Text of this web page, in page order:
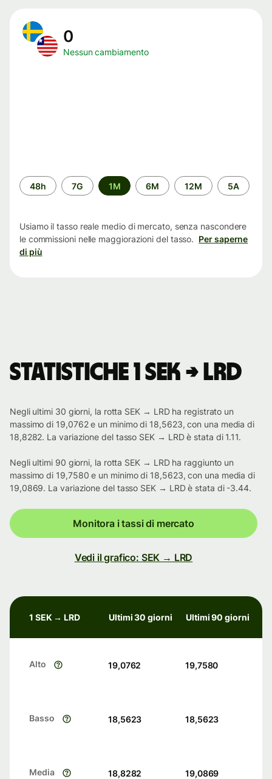
0
Nessun cambiamento
Periodo
di
48h 7G 1M 6M 12M 5A
Usiamo il tasso reale medio di mercato, senza nascondere
le commissioni nelle maggiorazioni del tasso. Per saperne
di più
Statistiche 1 SEK → LRD
Negli ultimi 30 giorni, la rotta SEK → LRD ha registrato un
massimo di 19,0762 e un minimo di 18,5623, con una media di
18,8282. La variazione del tasso SEK → LRD è stata di 1.11.
Negli ultimi 90 giorni, la rotta SEK → LRD ha raggiunto un
massimo di 19,7580 e un minimo di 18,5623, con una media di
19,0869. La variazione del tasso SEK → LRD è stata di -3.44.
Monitora i tassi di mercato
Vedi il grafico: SEK → LRD
1 SEK → LRD Ultimi 30 giorni Ultimi 90 giorni
Alto 19,0762 19,7580
Basso 18,5623 18,5623
Media 18,8282 19,0869